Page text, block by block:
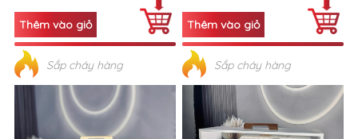
Sắp cháy hàng Sắp cháy hàng